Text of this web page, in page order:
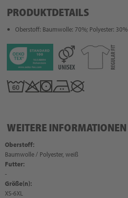
PRODUKTDETAILS
Oberstoff: Baumwolle: 70%; Polyester: 30%
WEITERE INFORMATIONEN
Oberstoff:
Baumwolle / Polyester, weiß
Futter:
-
Größe(n):
XS-6XL